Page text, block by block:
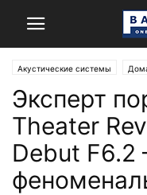
Акустические системы
Стерео
Эксперт
Theater
Debut F6.2